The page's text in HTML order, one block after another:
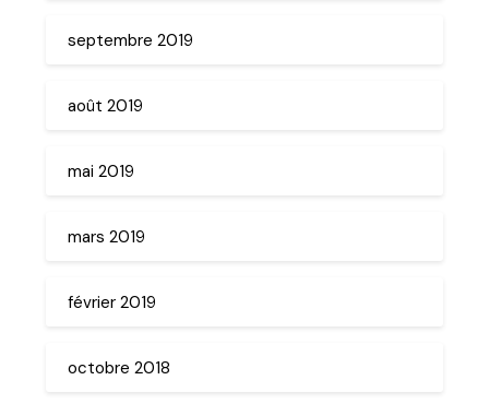
septembre 2019
août 2019
mai 2019
mars 2019
février 2019
octobre 2018